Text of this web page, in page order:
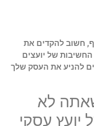
חשוב להקדים את
של יועצים
להניע את העסק שלך
לא
יועץ עסקי